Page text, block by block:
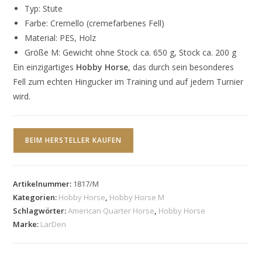
Typ: Stute
Farbe: Cremello (cremefarbenes Fell)
Material: PES, Holz
Größe M: Gewicht ohne Stock ca. 650 g, Stock ca. 200 g
Ein einzigartiges Hobby Horse, das durch sein besonderes
Fell zum echten Hingucker im Training und auf jedem Turnier
wird.
BEIM HERSTELLER KAUFEN
Artikelnummer: 1817/M
Kategorien: Hobby Horse, Hobby Horse M
Schlagwörter:American Quarter Horse, Hobby Horse
Marke: LarDen